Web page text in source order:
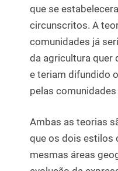
que se
circunscritos. A
comunidades já
da agricultura quer
e teriam difundido
pelas
Ambas as teorias
que os dois estilos
mesmas áreas